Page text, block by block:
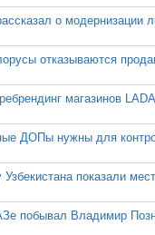
о модернизации
отказываются
магазинов
ДОПы нужны для
Узбекистана показали
побывал Владимир